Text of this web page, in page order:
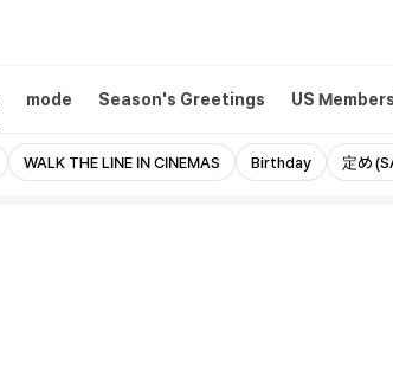
mode Season's Greetings US
WALK THE LINE IN CINEMAS Birthday 定め